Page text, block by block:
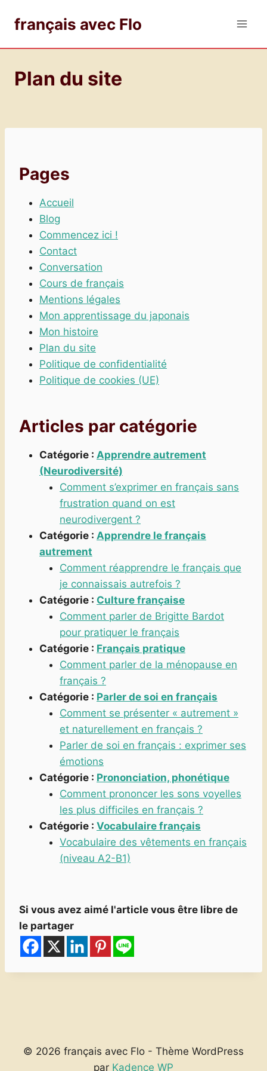
français avec Flo
Plan du site
Pages
Accueil
Blog
Commencez ici !
Contact
Conversation
Cours de français
Mentions légales
Mon apprentissage du japonais
Mon histoire
Plan du site
Politique de confidentialité
Politique de cookies (UE)
Articles par catégorie
Catégorie : Apprendre autrement
(Neurodiversité)
Comment s’exprimer en français sans
frustration quand on est
neurodivergent ?
Catégorie : Apprendre le français
autrement
Comment réapprendre le français que
je connaissais autrefois ?
Catégorie : Culture française
Comment parler de Brigitte Bardot
pour pratiquer le français
Catégorie : Français pratique
Comment parler de la ménopause en
français ?
Catégorie : Parler de soi en français
Comment se présenter « autrement »
et naturellement en français ?
Parler de soi en français : exprimer ses
émotions
Catégorie : Prononciation, phonétique
Comment prononcer les sons voyelles
les plus difficiles en français ?
Catégorie : Vocabulaire français
Vocabulaire des vêtements en français
(niveau A2-B1)
Si vous avez aimé l'article vous être libre de
le partager
© 2026 français avec Flo - Thème WordPress
par Kadence WP